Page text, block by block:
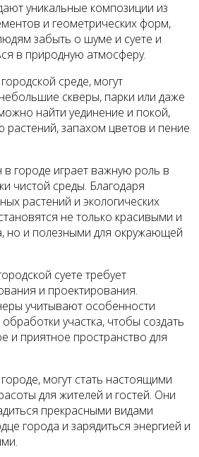
уникальные композиции из
и геометрических форм,
забыть о шуме и суете и
в природную атмосферу.
среде, могут
скверы, парки или даже
найти уединение и покой,
растений, запахом цветов и пение
городе играет важную роль в
чистой среды. Благодаря
растений и экологических
не только красивыми и
но и полезными для окружающей
суете требует
и проектирования.
учитывают особенности
участка, чтобы создать
и приятное пространство для
могут стать настоящими
для жителей и гостей. Они
прекрасными видами
города и зарядиться энергией и